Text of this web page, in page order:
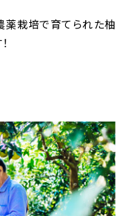
薬栽培で育てられた柚